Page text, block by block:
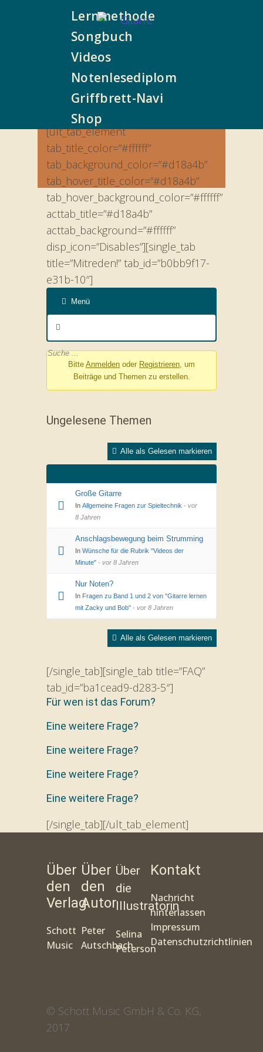
Lernmethode
Songbuch
Videos
Notenlesediplom
Griffbrett-Navi
Shop
[ult_tab_element
tab_title_color=”#ffffff”
tab_background_color=”#d18a4b”
tab_hover_title_color=”#d18a4b”
tab_hover_background_color=”#ffffff”
acttab_title=”#d18a4b”
acttab_background=”#ffffff”
disp_icon=”Disables”][single_tab
title=”Mitreden!” tab_id=”b0bb9f17-
e31b-10″]
Menü
Navigation
Bitte Anmelden oder Registrieren, um
Beiträge und Themen zu erstellen.
Ungelesene Themen
Alle als Gelesen markieren
Große Gitarre
In Allgemeine Fragen zur Spieltechnik · vor
8 Jahren
Anschlagsbewegung beim Strumming
In Wünsche für die Rubrik "Videos der
Minute" · vor 8 Jahren
Nur Noten?
In Fragen zu Band 1 und 2 von "Gitarre lernen
mit Zacky und Bob" · vor 8 Jahren
Alle als Gelesen markieren
[/single_tab][single_tab title=”FAQ”
tab_id=”ba1cead9-d283-5″]
Für wen ist das Forum?
Eine weitere Frage?
Eine weitere Frage?
Eine weitere Frage?
Eine weitere Frage?
[/single_tab][/ult_tab_element]
Über
den
Verlag
Schott
Music
Über
den
Autor
Peter
Autschbach
Über
die
Illustratorin
Selina
Peterson
Kontakt
Nachricht
hinterlassen
Impressum
Datenschutzrichtlinien
© Schott Music GmbH & Co. KG,
2017